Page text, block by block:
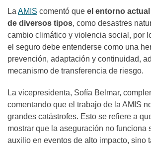
La AMIS comentó que el entorno
de diversos tipos, como desastres
cambio climático y violencia social, por
el seguro debe entenderse como una
prevención, adaptación y continuidad,
mecanismo de transferencia de riesgo.
La vicepresidenta, Sofía Belmar,
comentando que el trabajo de la AMIS
grandes catástrofes. Esto se refiere a
mostrar que la aseguración no funciona
auxilio en eventos de alto impacto, sino